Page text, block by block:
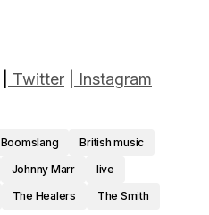
Twitter Instagram
Boomslang
British music
Johnny Marr
live
The Healers
The Smith